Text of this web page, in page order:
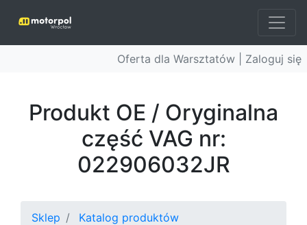
Oferta dla Warsztatów | Zaloguj się
Produkt OE / Oryginalna
część VAG nr:
022906032JR
Sklep
Katalog produktów